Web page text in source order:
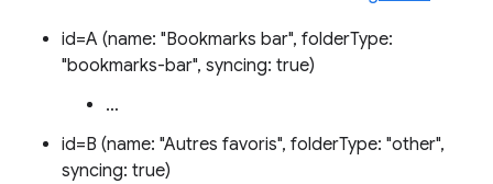
id=A (name: "Bookmarks bar", folderType:
"bookmarks-bar", syncing: true)
…
id=B (name: "Autres favoris", folderType: "other",
syncing: true)